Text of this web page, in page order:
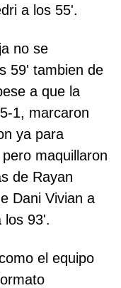
a los 55'.
no se
59' tambien de
a que la
1, marcaron
ya para
maquillaron
de Rayan
Dani Vivian a
los 93'.
el equipo